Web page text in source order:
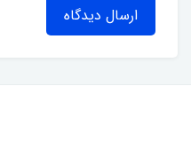
ارسال دیدگاه